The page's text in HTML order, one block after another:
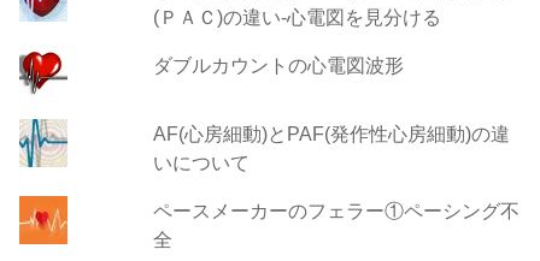
(ＰＡＣ)の違い-心電図を見分ける
ダブルカウントの心電図波形
AF(心房細動)とPAF(発作性心房細動)の違
いについて
ペースメーカーのフェラー①ペーシング不
全